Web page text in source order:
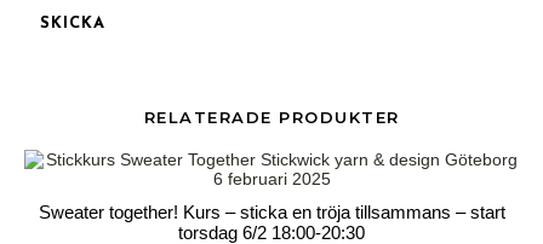
RELATERADE PRODUKTER
Sweater together! Kurs – sticka en tröja tillsammans – start
torsdag 6/2 18:00-20:30